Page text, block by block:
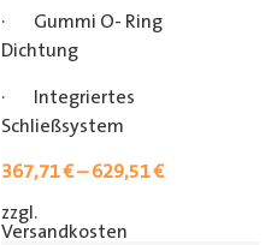
· Gummi O- Ring
Dichtung
· Integriertes
Schließsystem
367,71€–629,51€
zzgl.
Versandkosten